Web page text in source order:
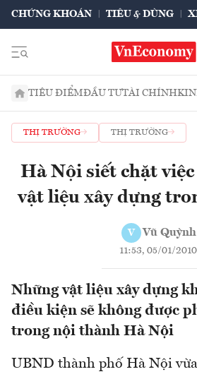
CHỨNG KHOÁN TIÊU & DÙNG
TIÊU ĐIỂMĐẦU TƯTÀI CHÍNH
THỊ TRƯỜNG THỊ TRƯỜNG
Hà Nội siết chặt
vật liệu xây dựng
V Vũ Quỳnh
11:53, 05/01/2010
Những vật liệu xây dựng
điều kiện sẽ không được
trong nội thành Hà Nội
UBND thành phố Hà Nội